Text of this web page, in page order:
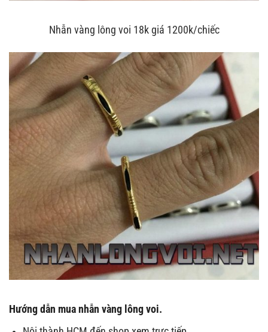
Nhẫn vàng lông voi 18k giá 1200k/chiếc
Hướng dẫn mua nhẫn vàng lông voi.